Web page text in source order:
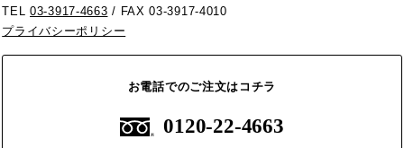
TEL03-3917-4663 / FAX 03-3917-4010
プライバシーポリシー
お電話でのご注文はコチラ
0120-22-4663